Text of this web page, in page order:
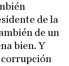
de la
de un
bien. Y
corrupción